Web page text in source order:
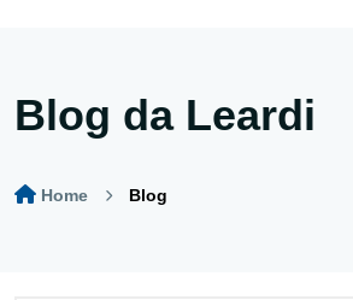
Blog da Leardi
Home Blog